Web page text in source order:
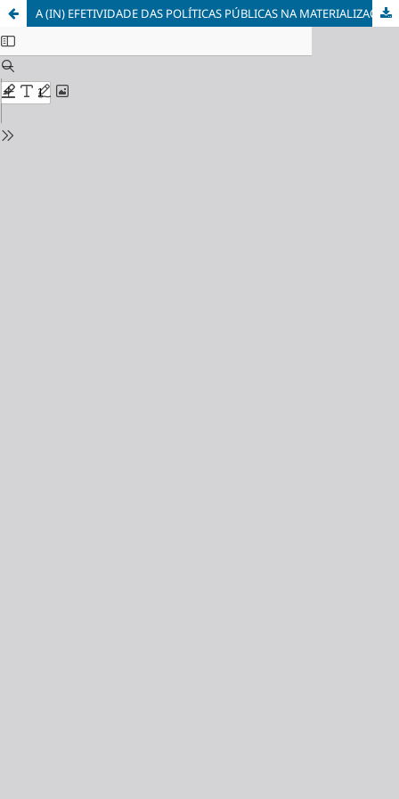
A (IN) EFETIVIDADE DAS POLÍTICAS PÚBLICAS NA MATERIALIZAÇÃO DO DIREITO À ACESSIBILIDADE À CULTURA DA PESSOA COM DEFICIÊNCIA (LEI Nº 13.146/15)